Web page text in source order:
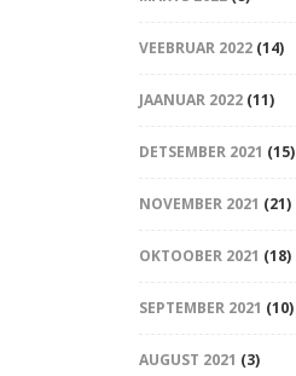
VEEBRUAR 2022(14)
JAANUAR 2022(11)
DETSEMBER 2021 (15)
NOVEMBER 2021 (21)
OKTOOBER 2021 (18)
SEPTEMBER 2021 (10)
AUGUST 2021 (3)